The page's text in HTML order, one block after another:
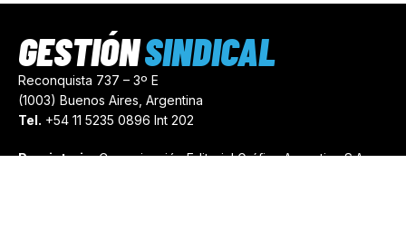
Reconquista 737 – 3º E
(1003) Buenos Aires, Argentina
Tel. +54 11 5235 0896 Int 202
Propietario:Comunicación Editorial Gráfica Argentina S.A.
GESTIÓNSINDICAL